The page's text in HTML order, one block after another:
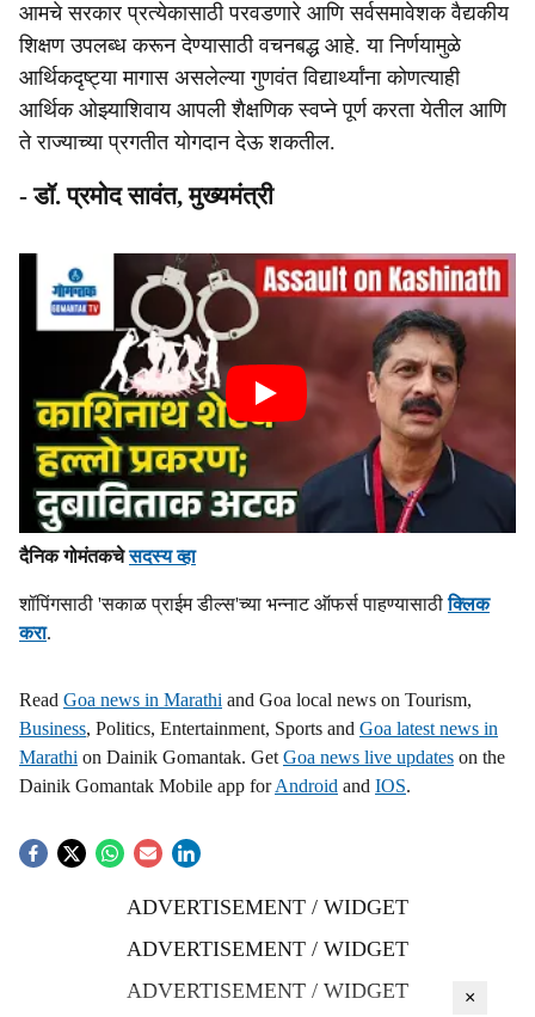
आमचे सरकार प्रत्येकासाठी परवडणारे आणि सर्वसमावेशक वैद्यकीय
शिक्षण उपलब्ध करून देण्यासाठी वचनबद्ध आहे. या निर्णयामुळे
आर्थिकदृष्ट्या मागास असलेल्या गुणवंत विद्यार्थ्यांना कोणत्याही
आर्थिक ओझ्याशिवाय आपली शैक्षणिक स्वप्ने पूर्ण करता येतील आणि
ते राज्याच्या प्रगतीत योगदान देऊ शकतील.
- डॉ. प्रमोद सावंत, मुख्यमंत्री
दैनिक गोमंतकचेसदस्य व्हा
शॉपिंगसाठी 'सकाळ प्राईम डील्स'च्या भन्नाट ऑफर्स पाहण्यासाठीक्लिक
करा.
Read Goa news in Marathi and Goa local news on Tourism,
Business, Politics, Entertainment, Sports and Goa latest news in
Marathi on Dainik Gomantak. Get Goa news live updates on the
Dainik Gomantak Mobile app forAndroid and IOS.
ADVERTISEMENT / WIDGET
ADVERTISEMENT / WIDGET
ADVERTISEMENT / WIDGET
×